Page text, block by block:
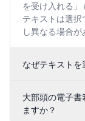
を受け入れる」
テキストは選
し異なる場合が
なぜテキストを
大部頭の電子
ますか？